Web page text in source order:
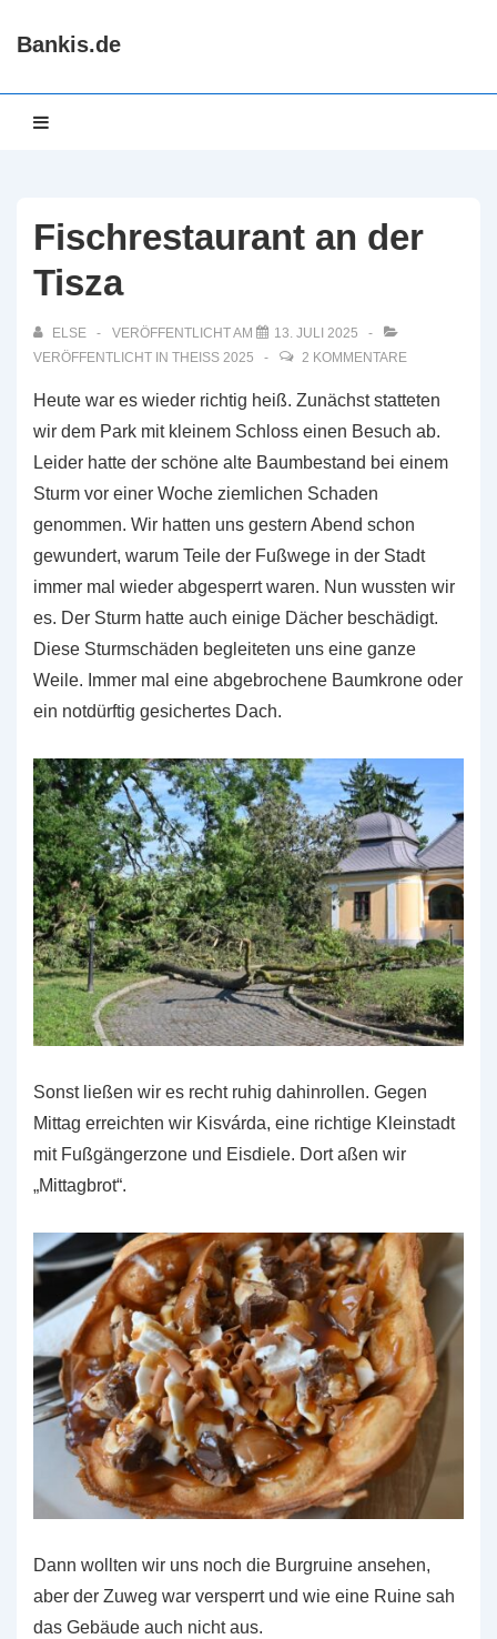
ZumBankis.de
Fischrestaurant an der
Tisza
ELSE VERÖFFENTLICHT AM
13. JULI 2025
VERÖFFENTLICHT IN THEISS 2025 2 KOMMENTARE
Heute war es wieder richtig heiß. Zunächst statteten
wir dem Park mit kleinem Schloss einen Besuch ab.
Leider hatte der schöne alte Baumbestand bei einem
Sturm vor einer Woche ziemlichen Schaden
genommen. Wir hatten uns gestern Abend schon
gewundert, warum Teile der Fußwege in der Stadt
immer mal wieder abgesperrt waren. Nun wussten wir
es. Der Sturm hatte auch einige Dächer beschädigt.
Diese Sturmschäden begleiteten uns eine ganze
Weile. Immer mal eine abgebrochene Baumkrone oder
ein notdürftig gesichertes Dach.
Sonst ließen wir es recht ruhig dahinrollen. Gegen
Mittag erreichten wir Kisvárda, eine richtige Kleinstadt
mit Fußgängerzone und Eisdiele. Dort aßen wir
„Mittagbrot“.
Dann wollten wir uns noch die Burgruine ansehen,
aber der Zuweg war versperrt und wie eine Ruine sah
das Gebäude auch nicht aus.